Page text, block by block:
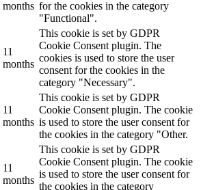
months for the cookies in the category
"Functional".
11
months
This cookie is set by GDPR
Cookie Consent plugin. The
cookies is used to store the user
consent for the cookies in the
category "Necessary".
11
months
This cookie is set by GDPR
Cookie Consent plugin. The cookie
is used to store the user consent for
the cookies in the category "Other.
11
months
This cookie is set by GDPR
Cookie Consent plugin. The cookie
is used to store the user consent for
the cookies in the category